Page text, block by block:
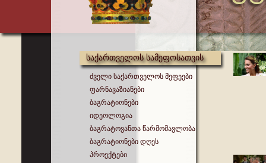
საქართველოს სამეფოსათვის
ძველი საქართველოს მეფეები
ფარნავაზიანები
ბაგრატიონები
იდეოლოგია
ბაგრატოვანთა წარმომავლობა
ბაგრატიონები დღეს
პროექტები